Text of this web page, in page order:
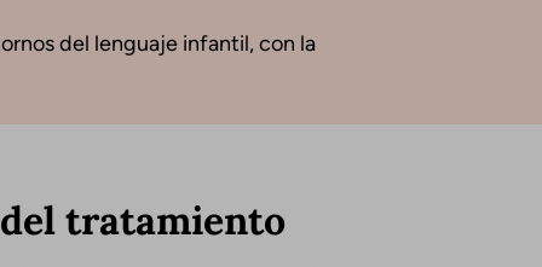
del lenguaje infantil, con la
tratamiento